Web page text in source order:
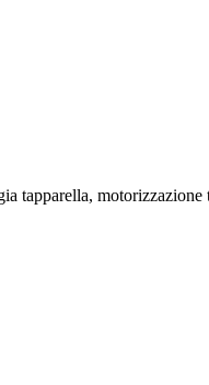
tapparella, motorizzazione